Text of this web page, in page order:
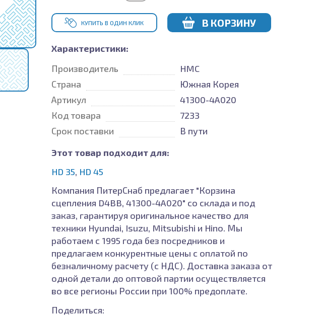
КУПИТЬ В ОДИН КЛИК В КОРЗИНУ
Характеристики:
Производитель
HMC
Страна
Южная Корея
Артикул
41300-4A020
Код товара
7233
Срок поставки
В пути
Этот товар подходит для:
HD 35, HD 45
Компания ПитерСнаб предлагает "Корзина
сцепления D4BB, 41300-4A020" со склада и под
заказ, гарантируя оригинальное качество для
техники Hyundai, Isuzu, Mitsubishi и Hino. Мы
работаем с 1995 года без посредников и
предлагаем конкурентные цены с оплатой по
безналичному расчету (с НДС). Доставка заказа от
одной детали до оптовой партии осуществляется
во все регионы России при 100% предоплате.
Поделиться: